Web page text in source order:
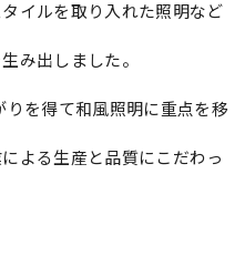
イルを取り入れた照明など
み出しました。
を得て和風照明に重点を移
よる生産と品質にこだわっ